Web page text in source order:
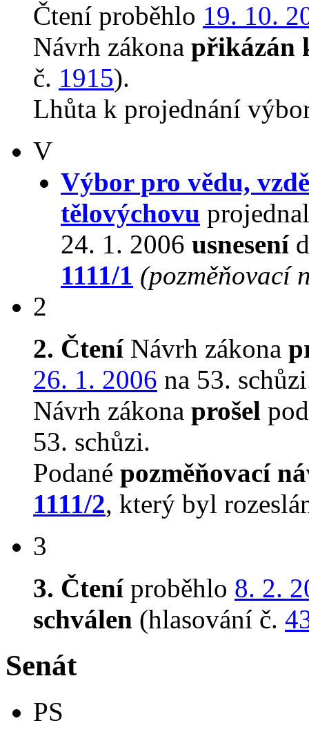
Čtení proběhlo 19. 10.
Návrh zákona přikázán
č. 1915).
Lhůta k projednání
V
Výbor pro vědu,
tělovýchovu
24. 1. 2006 usnesení
1111/1 (pozměňovací
2
2. ČteníNávrh zákona
26. 1. 2006 na 53.
Návrh zákona prošel
53. schůzi.
Podané pozměňovací
1111/2, který byl
3
3. Čteníproběhlo 8. 2.
schválen (hlasování č.
Senát
PS